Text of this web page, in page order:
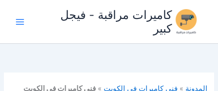
المحتوى
كاميرات مراقبة - فيجل
كبير
المدونة » فني كاميرات فى الكويت »فني كاميرات فى الكويت